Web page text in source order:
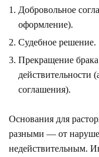
Добровольное
оформление).
Судебное решение.
Прекращение
действительности
соглашения).
Основания для
разными — от
недействительным.